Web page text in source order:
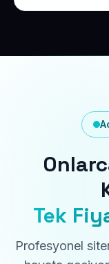
Tek
Profesyonel